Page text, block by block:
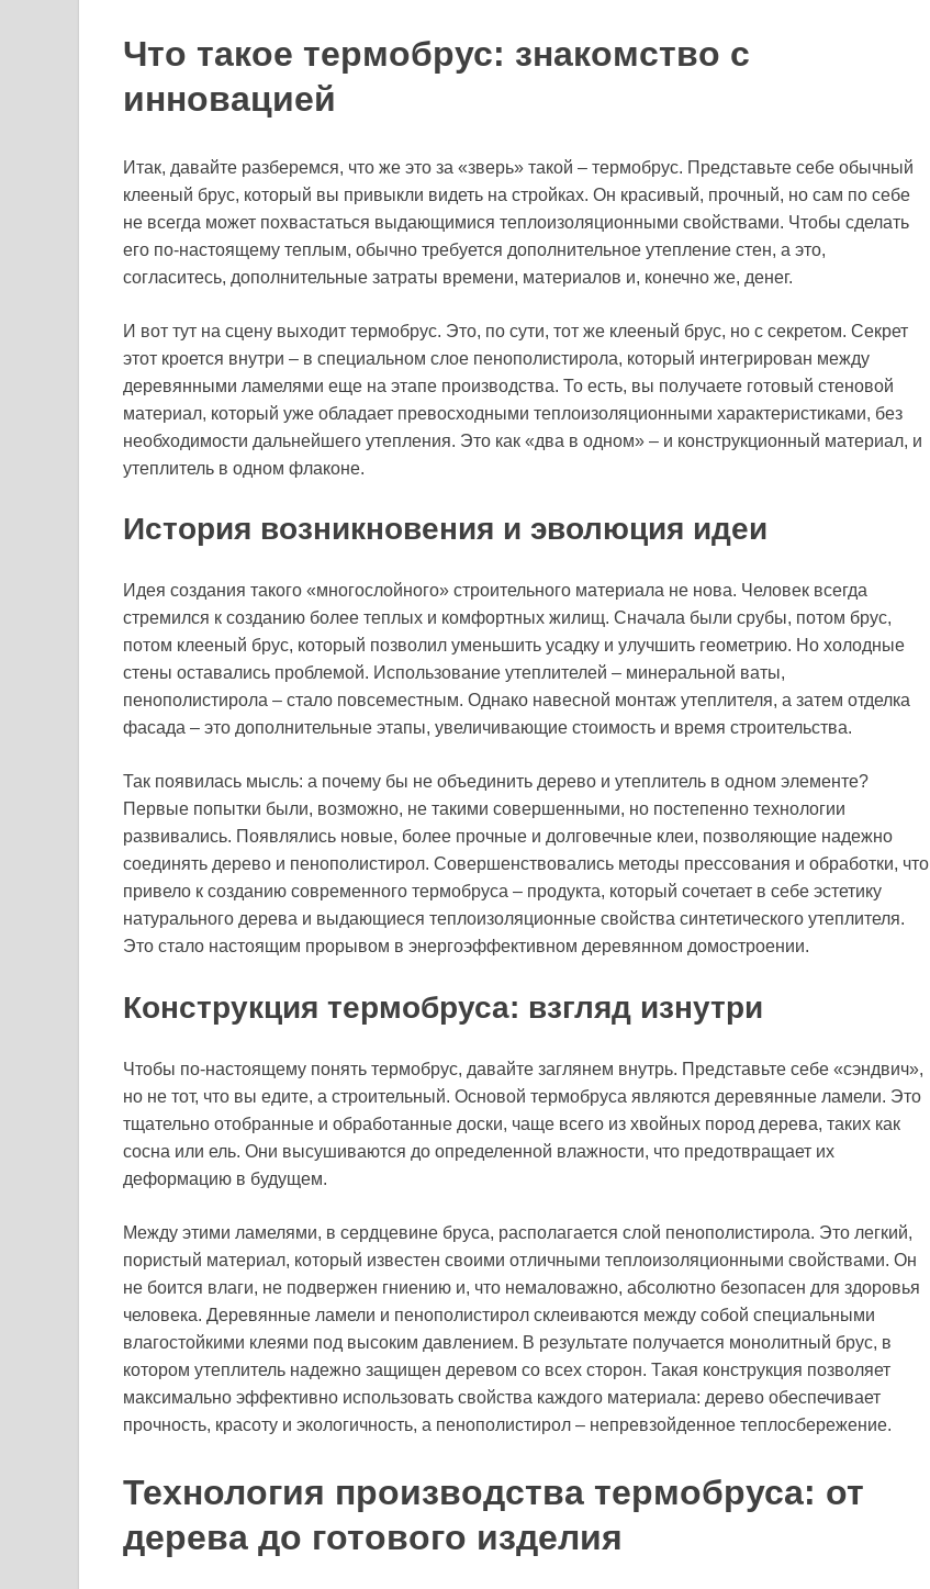
Что такое термобрус: знакомство с
инновацией
Итак, давайте разберемся, что же это за «зверь» такой – термобрус. Представьте себе обычный
клееный брус, который вы привыкли видеть на стройках. Он красивый, прочный, но сам по себе
не всегда может похвастаться выдающимися теплоизоляционными свойствами. Чтобы сделать
его по-настоящему теплым, обычно требуется дополнительное утепление стен, а это,
согласитесь, дополнительные затраты времени, материалов и, конечно же, денег.
И вот тут на сцену выходит термобрус. Это, по сути, тот же клееный брус, но с секретом. Секрет
этот кроется внутри – в специальном слое пенополистирола, который интегрирован между
деревянными ламелями еще на этапе производства. То есть, вы получаете готовый стеновой
материал, который уже обладает превосходными теплоизоляционными характеристиками, без
необходимости дальнейшего утепления. Это как «два в одном» – и конструкционный материал, и
утеплитель в одном флаконе.
История возникновения и эволюция идеи
Идея создания такого «многослойного» строительного материала не нова. Человек всегда
стремился к созданию более теплых и комфортных жилищ. Сначала были срубы, потом брус,
потом клееный брус, который позволил уменьшить усадку и улучшить геометрию. Но холодные
стены оставались проблемой. Использование утеплителей – минеральной ваты,
пенополистирола – стало повсеместным. Однако навесной монтаж утеплителя, а затем отделка
фасада – это дополнительные этапы, увеличивающие стоимость и время строительства.
Так появилась мысль: а почему бы не объединить дерево и утеплитель в одном элементе?
Первые попытки были, возможно, не такими совершенными, но постепенно технологии
развивались. Появлялись новые, более прочные и долговечные клеи, позволяющие надежно
соединять дерево и пенополистирол. Совершенствовались методы прессования и обработки, что
привело к созданию современного термобруса – продукта, который сочетает в себе эстетику
натурального дерева и выдающиеся теплоизоляционные свойства синтетического утеплителя.
Это стало настоящим прорывом в энергоэффективном деревянном домостроении.
Конструкция термобруса: взгляд изнутри
Чтобы по-настоящему понять термобрус, давайте заглянем внутрь. Представьте себе «сэндвич»,
но не тот, что вы едите, а строительный. Основой термобруса являются деревянные ламели. Это
тщательно отобранные и обработанные доски, чаще всего из хвойных пород дерева, таких как
сосна или ель. Они высушиваются до определенной влажности, что предотвращает их
деформацию в будущем.
Между этими ламелями, в сердцевине бруса, располагается слой пенополистирола. Это легкий,
пористый материал, который известен своими отличными теплоизоляционными свойствами. Он
не боится влаги, не подвержен гниению и, что немаловажно, абсолютно безопасен для здоровья
человека. Деревянные ламели и пенополистирол склеиваются между собой специальными
влагостойкими клеями под высоким давлением. В результате получается монолитный брус, в
котором утеплитель надежно защищен деревом со всех сторон. Такая конструкция позволяет
максимально эффективно использовать свойства каждого материала: дерево обеспечивает
прочность, красоту и экологичность, а пенополистирол – непревзойденное теплосбережение.
Технология производства термобруса: от
дерева до готового изделия